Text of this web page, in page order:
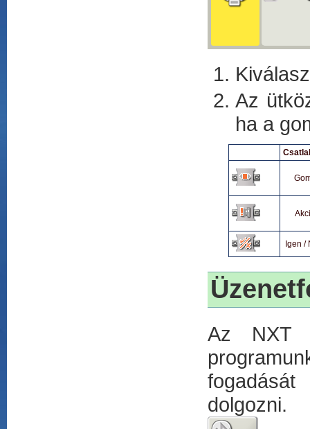
Az
ha a
Igen /
Az NXT
dolgozni.